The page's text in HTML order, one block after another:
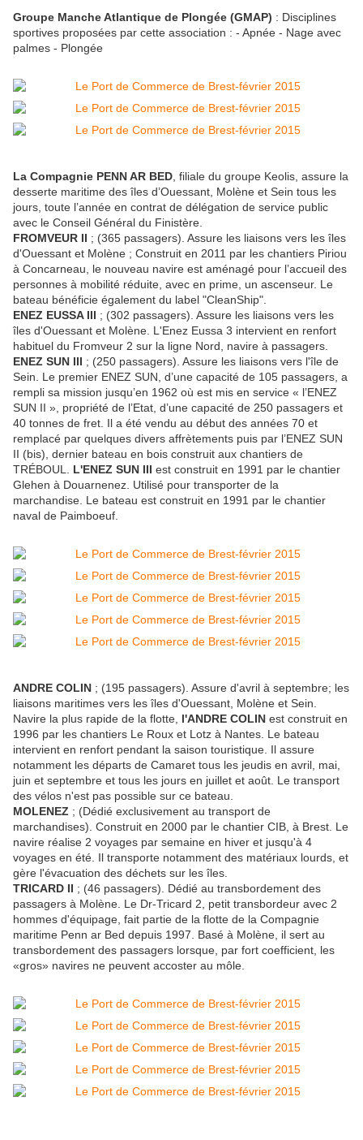
Groupe Manche Atlantique de Plongée (GMAP) : Disciplines
sportives proposées par cette association : - Apnée - Nage avec
palmes - Plongée
La Compagnie PENN AR BED , filiale du groupe Keolis, assure la
desserte maritime des îles d’Ouessant, Molène et Sein tous les
jours, toute l’année en contrat de délégation de service public
avec le Conseil Général du Finistère.
FROMVEUR II ; (365 passagers). Assure les liaisons vers les îles
d'Ouessant et Molène ; Construit en 2011 par les chantiers Piriou
à Concarneau, le nouveau navire est aménagé pour l’accueil des
personnes à mobilité réduite, avec en prime, un ascenseur. Le
bateau bénéficie également du label "CleanShip".
ENEZ EUSSA III ; (302 passagers). Assure les liaisons vers les
îles d'Ouessant et Molène. L'Enez Eussa 3 intervient en renfort
habituel du Fromveur 2 sur la ligne Nord, navire à passagers.
ENEZ SUN III ; (250 passagers). Assure les liaisons vers l'île de
Sein. Le premier ENEZ SUN, d’une capacité de 105 passagers, a
rempli sa mission jusqu’en 1962 où est mis en service « l’ENEZ
SUN II », propriété de l’Etat, d’une capacité de 250 passagers et
40 tonnes de fret. Il a été vendu au début des années 70 et
remplacé par quelques divers affrètements puis par l’ENEZ SUN
II (bis), dernier bateau en bois construit aux chantiers de
TRÉBOUL. L'ENEZ SUN III est construit en 1991 par le chantier
Glehen à Douarnenez. Utilisé pour transporter de la
marchandise. Le bateau est construit en 1991 par le chantier
naval de Paimboeuf.
ANDRE COLIN ; (195 passagers). Assure d'avril à septembre; les
liaisons maritimes vers les îles d'Ouessant, Molène et Sein.
Navire la plus rapide de la flotte, l'ANDRE COLIN est construit en
1996 par les chantiers Le Roux et Lotz à Nantes. Le bateau
intervient en renfort pendant la saison touristique. Il assure
notamment les départs de Camaret tous les jeudis en avril, mai,
juin et septembre et tous les jours en juillet et août. Le transport
des vélos n'est pas possible sur ce bateau.
MOLENEZ ; (Dédié exclusivement au transport de
marchandises). Construit en 2000 par le chantier CIB, à Brest. Le
navire réalise 2 voyages par semaine en hiver et jusqu'à 4
voyages en été. Il transporte notamment des matériaux lourds, et
gère l'évacuation des déchets sur les îles.
TRICARD II ; (46 passagers). Dédié au transbordement des
passagers à Molène. Le Dr-Tricard 2, petit transbordeur avec 2
hommes d'équipage, fait partie de la flotte de la Compagnie
maritime Penn ar Bed depuis 1997. Basé à Molène, il sert au
transbordement des passagers lorsque, par fort coefficient, les
«gros» navires ne peuvent accoster au môle.